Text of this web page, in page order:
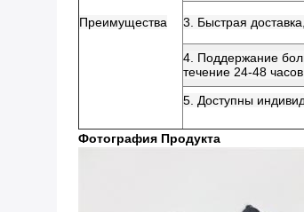
Преимущества 3. Быстрая
4. Поддержание
течение 24-48
5. Доступны
Фотография Продукта